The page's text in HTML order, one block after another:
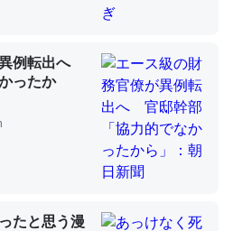
ウミグモ）はカルシウムを使わ
だが、酵素が違うのか？
学の大問題＝「昆虫はなぜ海にいな
例転出へ
ったか
たと思う漫